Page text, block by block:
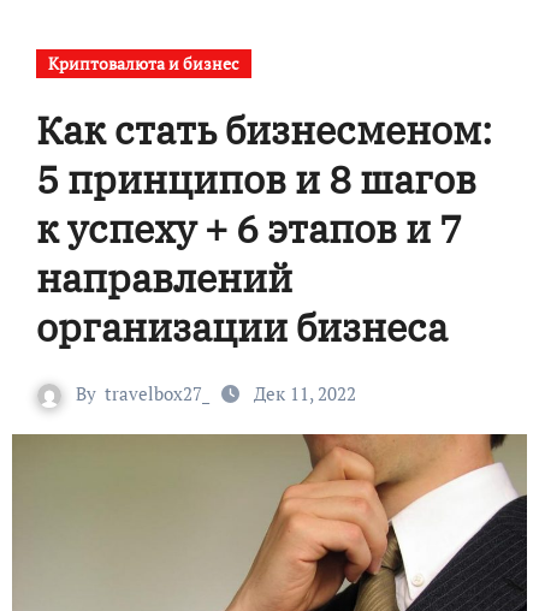
Криптовалюта и бизнес
Как стать бизнесменом:
5 принципов и 8 шагов
к успеху + 6 этапов и 7
направлений
организации бизнеса
By travelbox27_ Дек 11, 2022